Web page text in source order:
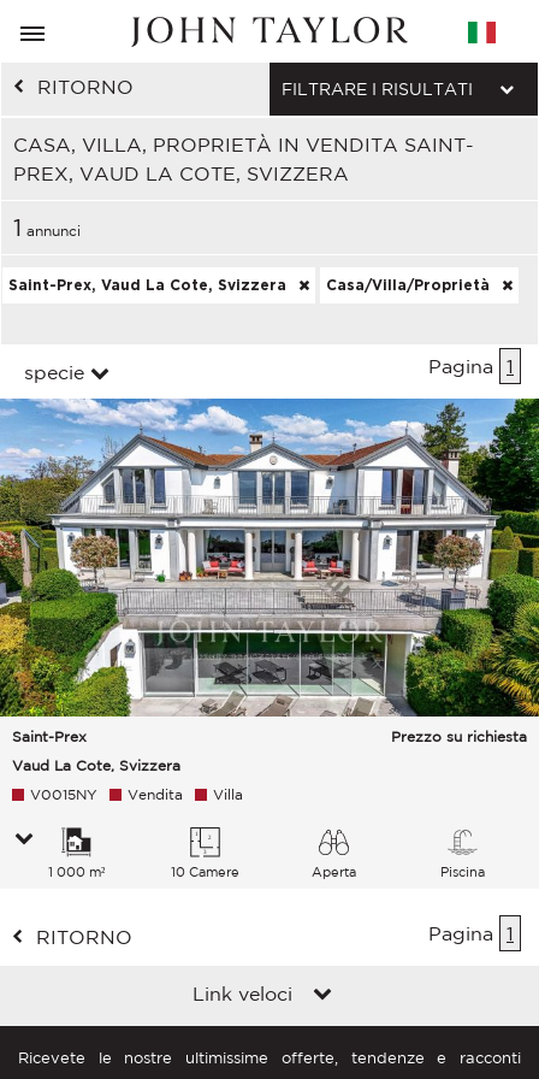
RITORNO
CASA, VILLA, PROPRIETÀ IN VENDITA SAINT-
PREX, VAUD LA COTE, SVIZZERA
FILTRARE I RISULTATI
1 annunci
Saint-Prex, Vaud La Cote, Svizzera Casa/Villa/Proprietà
specie Pagina 1
Saint-Prex
Vaud La Cote, Svizzera
Prezzo su richiesta
V0015NY Vendita Villa
1 000 m² 10 Camere
Aperta
Piscina
RITORNO Pagina 1
Link veloci
Ricevete le nostre ultimissime offerte, tendenze e racconti